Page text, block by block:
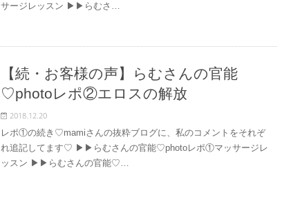
サージレッスン ▶︎▶︎らむさ…
【続・お客様の声】らむさんの官能
♡photoレポ②エロスの解放
2018.12.20
レポ①の続き♡mamiさんの抜粋ブログに、私のコメントをそれぞ
れ追記してます♡ ▶︎▶︎らむさんの官能♡photoレポ①マッサージレ
ッスン ▶︎▶︎らむさんの官能♡…